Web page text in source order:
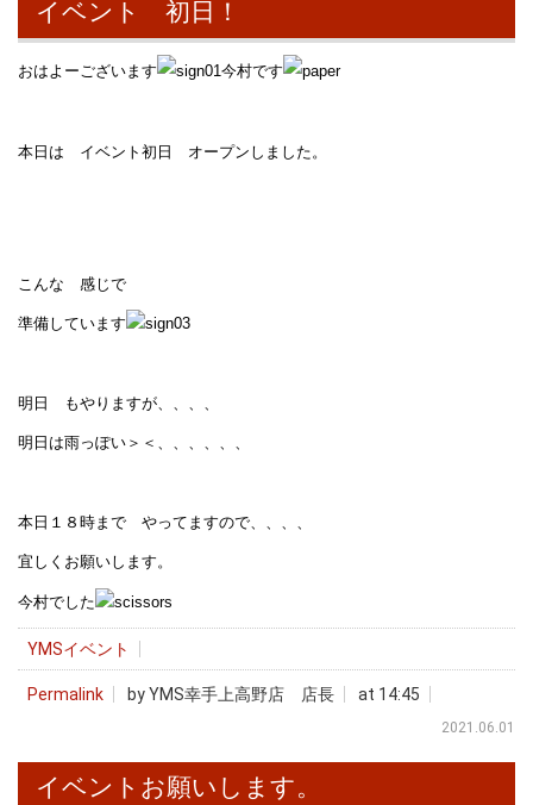
イベント 初日！
おはよーございます 今村です
本日は イベント初日 オープンしました。
こんな 感じで
準備しています
明日 もやりますが、、、、
明日は雨っぽい＞＜、、、、、、
本日１８時まで やってますので、、、、
宜しくお願いします。
今村でした
YMSイベント
Permalink by YMS幸手上高野店 店長 at 14:45
2021.06.01
イベントお願いします。